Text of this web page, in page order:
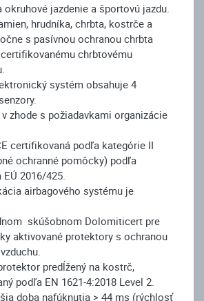
okruhové jazdenie a športovú jazdu.
hrudníka, chrbta, kostrče a
s pasívnou ochranou chrbta
chrbtovému
systém obsahuje 4
zhode s požiadavkami organizácie
certifikovaná podľa kategórie II
ochranné pomôcky) podľa
2016/425.
airbagového systému je
skúšobnom Dolomiticert pre
aktivované protektory s ochranou
predĺžený na kostrč,
podľa EN 1621-4:2018 Level 2.
doba nafúknutia > 44 ms (rýchlosť